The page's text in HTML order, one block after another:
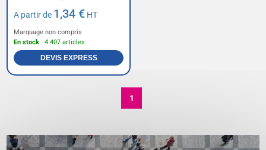
A partir de 1,34 € HT
Marquage non compris
En stock : 4 407 articles
DEVIS EXPRESS
1